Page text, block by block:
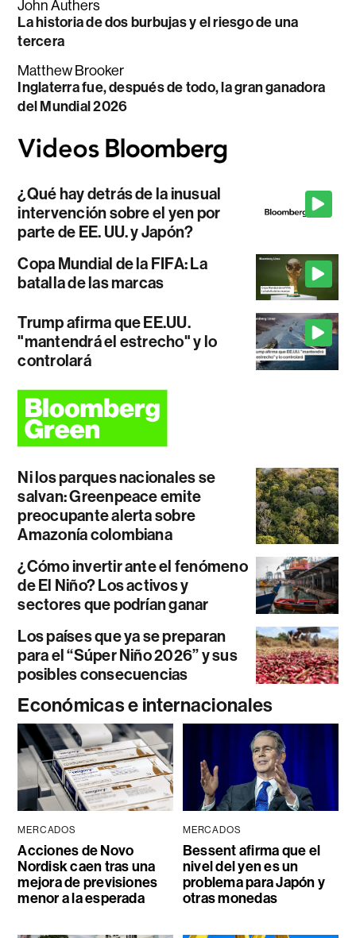
John Authers
La historia de dos burbujas y el riesgo de una
tercera
Matthew Brooker
Inglaterra fue, después de todo, la gran ganadora
del Mundial 2026
¿Qué hay detrás de la inusual
intervención sobre el yen por
parte de EE. UU. y Japón?
Copa Mundial de la FIFA: La
batalla de las marcas
Trump afirma que EE.UU.
"mantendrá el estrecho" y lo
controlará
Ni los parques nacionales se
salvan: Greenpeace emite
preocupante alerta sobre
Amazonía colombiana
¿Cómo invertir ante el fenómeno
de El Niño? Los activos y
sectores que podrían ganar
Los países que ya se preparan
para el “Súper Niño 2026” y sus
posibles consecuencias
Económicas e internacionales
MERCADOS
Acciones de Novo
Nordisk caen tras una
mejora de previsiones
menor a la esperada
MERCADOS
Bessent afirma que el
nivel del yen es un
problema para Japón y
otras monedas